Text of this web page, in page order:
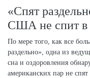
«Спят
США не спит в
По мере того, как все
раздельно», одна из
сна и оздоровления
американских пар не